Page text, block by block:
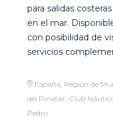
para salidas
en el mar.
con posibilidad de
servicios
España, Región de
del Pinatar, Club
Pedro